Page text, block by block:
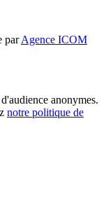
parAgence ICOM
anonymes.
notre politique de